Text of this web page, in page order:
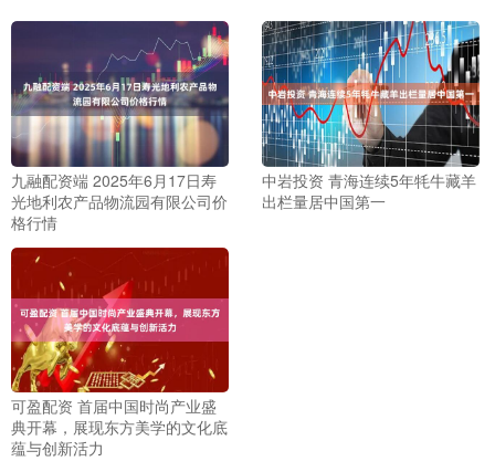
九融配资端 2025年6月17日寿
光地利农产品物流园有限公司价
格行情
中岩投资 青海连续5年牦牛藏羊
出栏量居中国第一
可盈配资 首届中国时尚产业盛
典开幕，展现东方美学的文化底
蕴与创新活力